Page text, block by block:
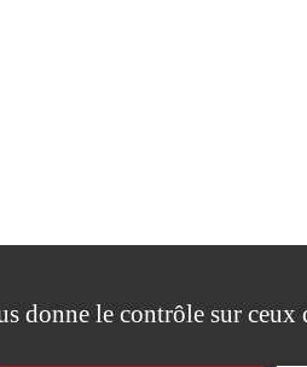
donne le contrôle sur